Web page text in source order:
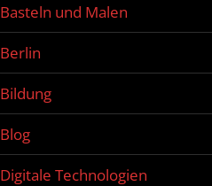
Basteln und Malen
Berlin
Bildung
Blog
Digitale Technologien